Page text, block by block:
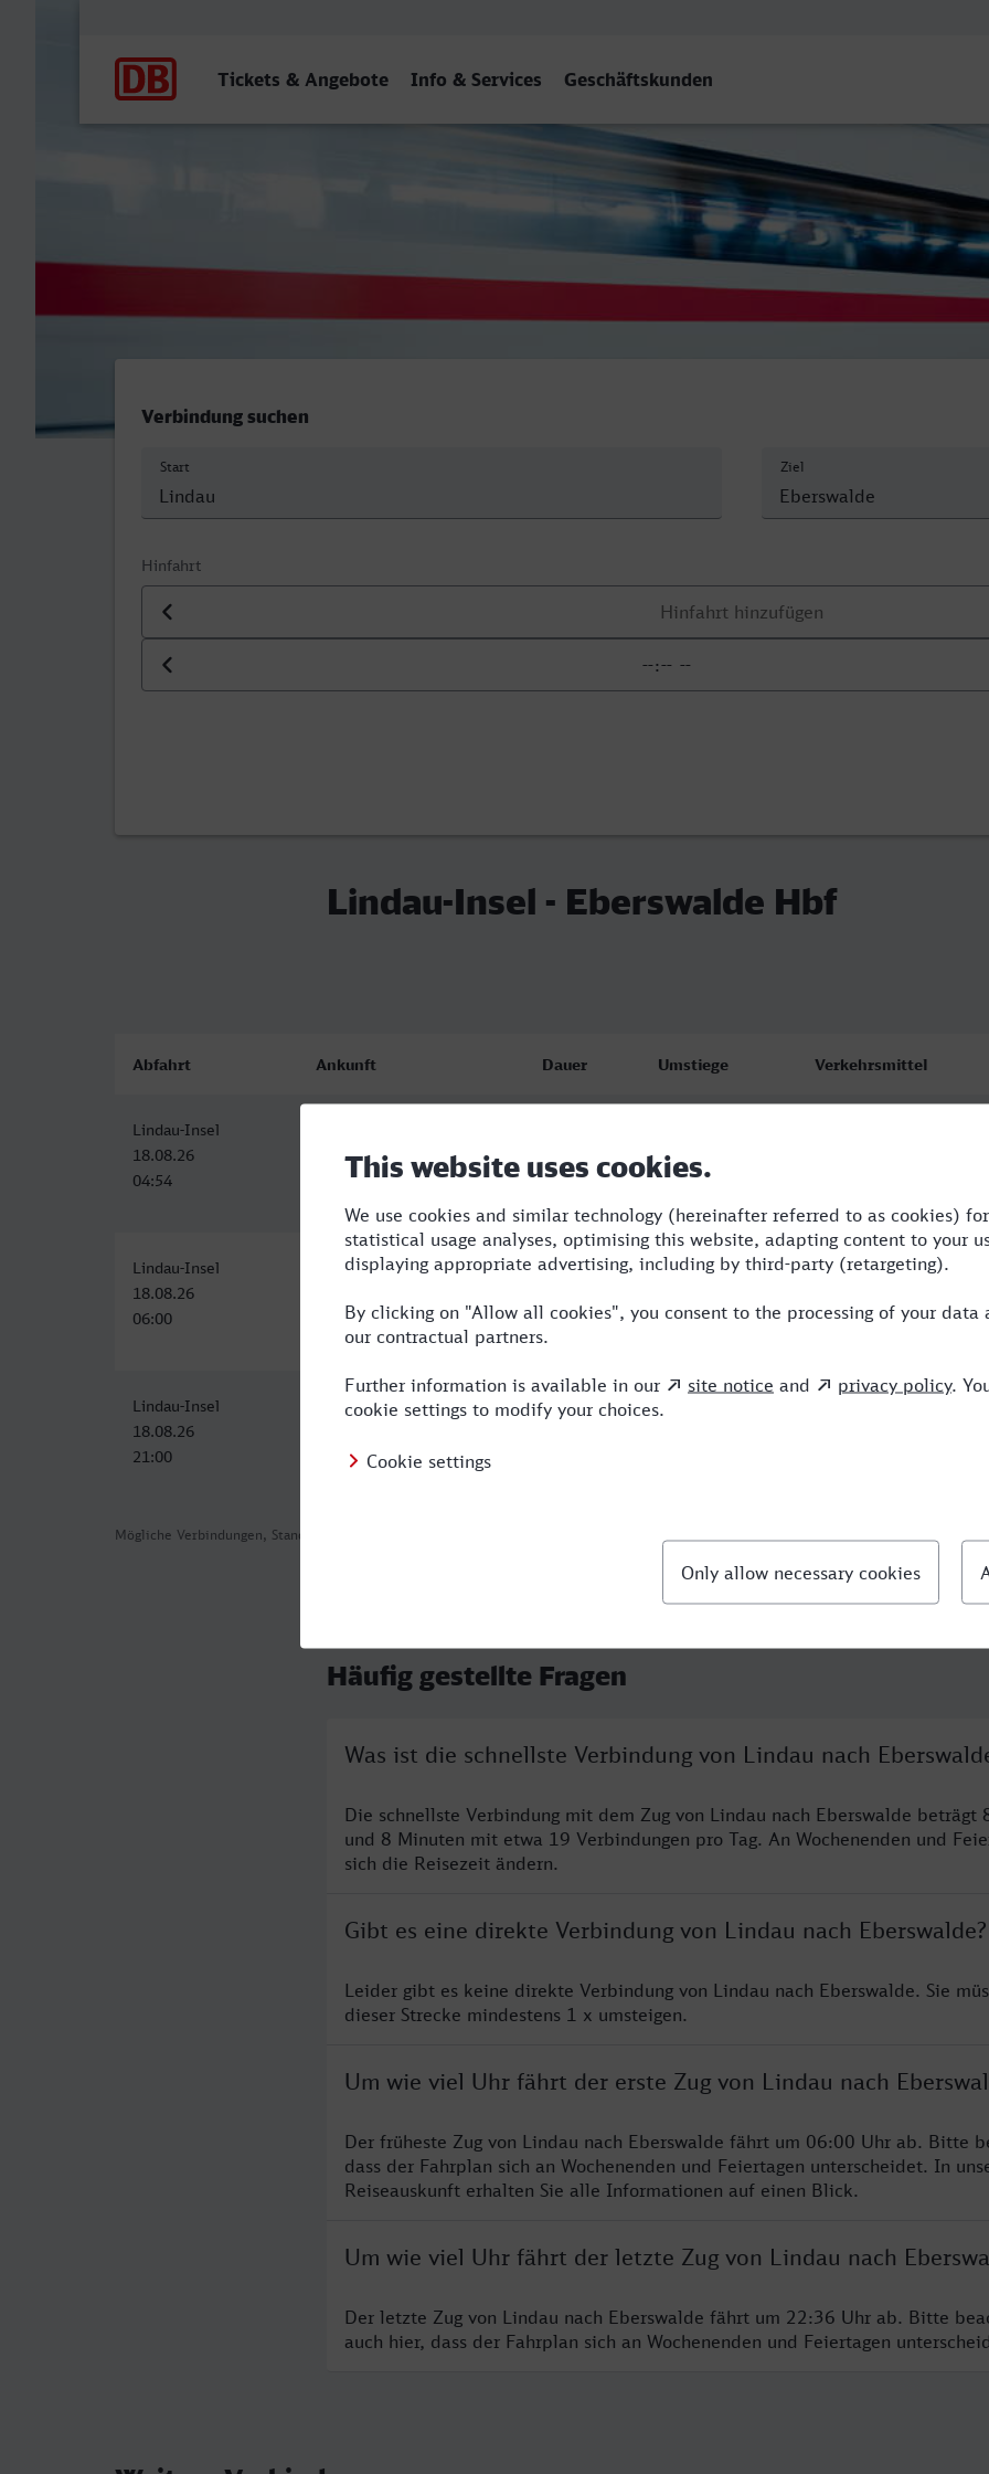
Tickets & Angebote Info & Services Geschäftskunden
Lindau-Insel - Eberswalde Hbf
Verbindung suchen
Start Ziel
Hinfahrt
Datum der Hinfahrt
Uhrzeit der Hinfahrt
Lindau-Insel - Eberswalde Hbf
Mögliche Verbindungen, Stand: 2026-08-04 01:10
Abfahrt Ankunft Dauer Umstiege Verkehrsmittel
Lindau-Insel
18.08.26
04:54
18.08.26
13:02
Lindau-Insel
18.08.26
06:00
Eberswalde Hbf
15:02
9:02 2 RE,ICE
Lindau-Insel
18.08.26
21:00
Eberswalde Hbf
08:02
11:02
Häufig gestellte Fragen
Was ist die schnellste Verbindung von Lindau nach
Die schnellste Verbindung mit dem Zug von Lindau nach Eberswalde beträgt
und 8 Minuten mit etwa 19 Verbindungen pro Tag. An Wochenenden und
sich die Reisezeit ändern.
Gibt es eine direkte Verbindung von Lindau nach Eberswalde?
Leider gibt es keine direkte Verbindung von Lindau nach Eberswalde. Sie
dieser Strecke mindestens 1 x umsteigen.
Um wie viel Uhr fährt der erste Zug von Lindau nach
Der früheste Zug von Lindau nach Eberswalde fährt um 06:00 Uhr ab. Bitte
dass der Fahrplan sich an Wochenenden und Feiertagen unterscheidet. In
Reiseauskunft erhalten Sie alle Informationen auf einen Blick.
Um wie viel Uhr fährt der letzte Zug von Lindau nach
Der letzte Zug von Lindau nach Eberswalde fährt um 22:36 Uhr ab. Bitte
auch hier, dass der Fahrplan sich an Wochenenden und Feiertagen